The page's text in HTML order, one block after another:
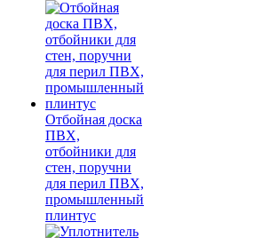
Отбойная доска
ПВХ,
отбойники для
стен, поручни
для перил ПВХ,
промышленный
плинтус